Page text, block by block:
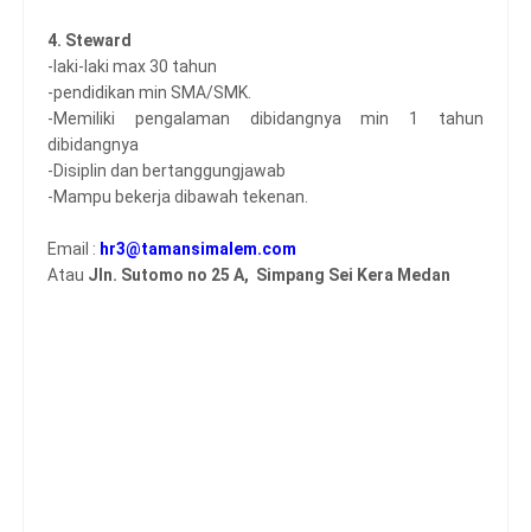
4. Steward
-laki-laki max 30 tahun
-pendidikan min SMA/SMK.
-Memiliki pengalaman dibidangnya min 1 tahun
dibidangnya
-Disiplin dan bertanggungjawab
-Mampu bekerja dibawah tekenan.
Email : hr3@tamansimalem.com
Atau Jln. Sutomo no 25 A, Simpang Sei Kera Medan